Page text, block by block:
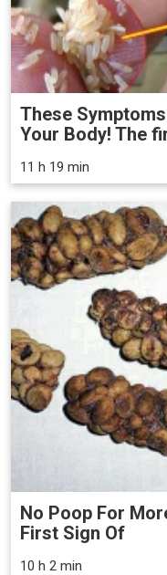
These
Your Body! The
11 h 19 min
No Poop For
First Sign Of
10 h 2 min